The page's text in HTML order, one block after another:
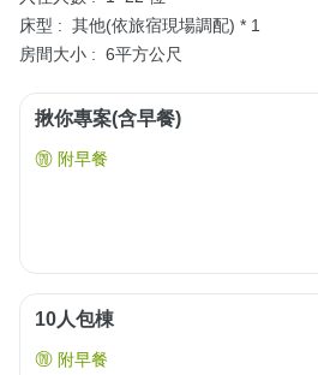
床型 : 其他(依旅宿現場調配) * 1
房間大小 : 6平方公尺
揪你專案(含早餐)
附早餐
10人包棟
附早餐